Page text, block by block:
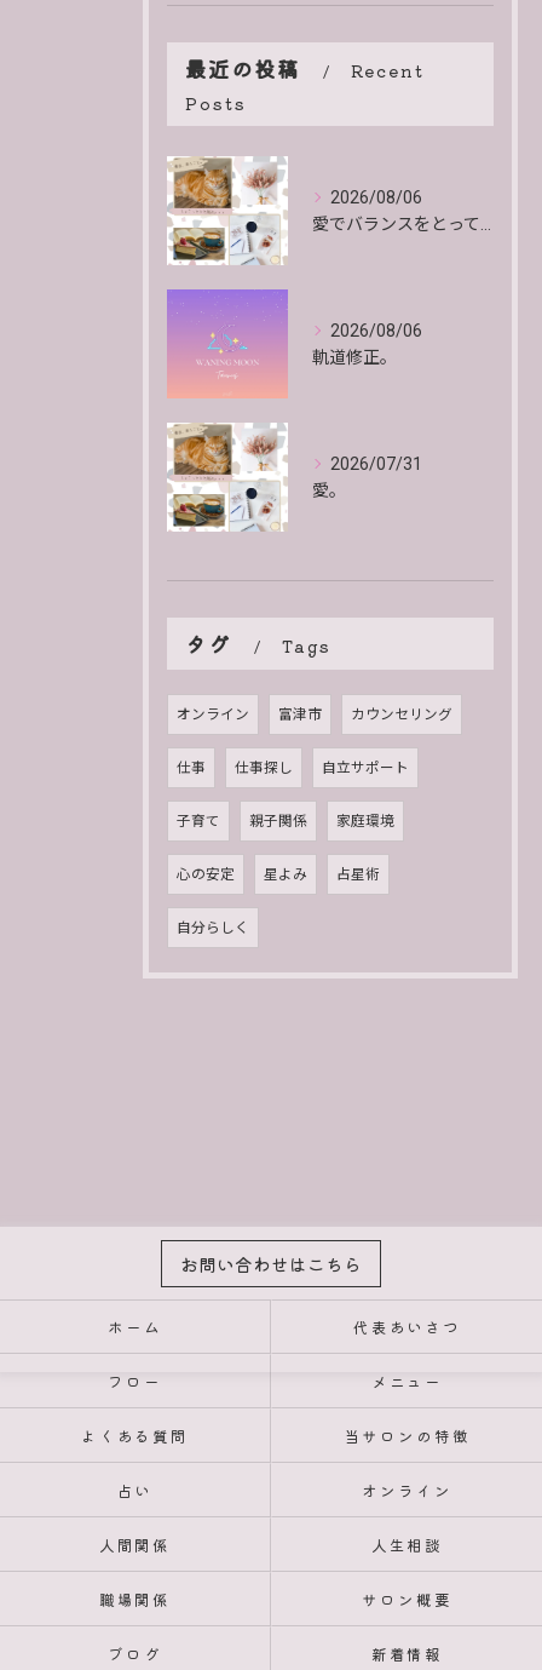
最近の投稿
Recent
Posts
2026/08/06
2026/08/06
軌道修正。
2026/07/31
愛。
タグ Tags
オンライン 富津市 カウンセリング
仕事 仕事探し 自立サポート
子育て 親子関係 家庭環境
心の安定 星よみ 占星術
自分らしく
お問い合わせはこちら
ホーム 代表あいさつ
フロー メニュー
よくある質問 当サロンの特徴
占い オンライン
人間関係 人生相談
職場関係 サロン概要
ブログ 新着情報